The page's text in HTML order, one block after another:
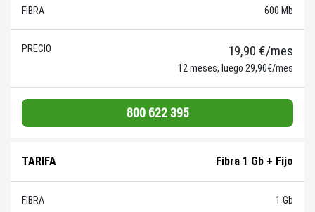
600 Mb
19,90 €/mes
12 meses, luego 29,90€/mes
800 622 395
Fibra 1 Gb + Fijo
1 Gb